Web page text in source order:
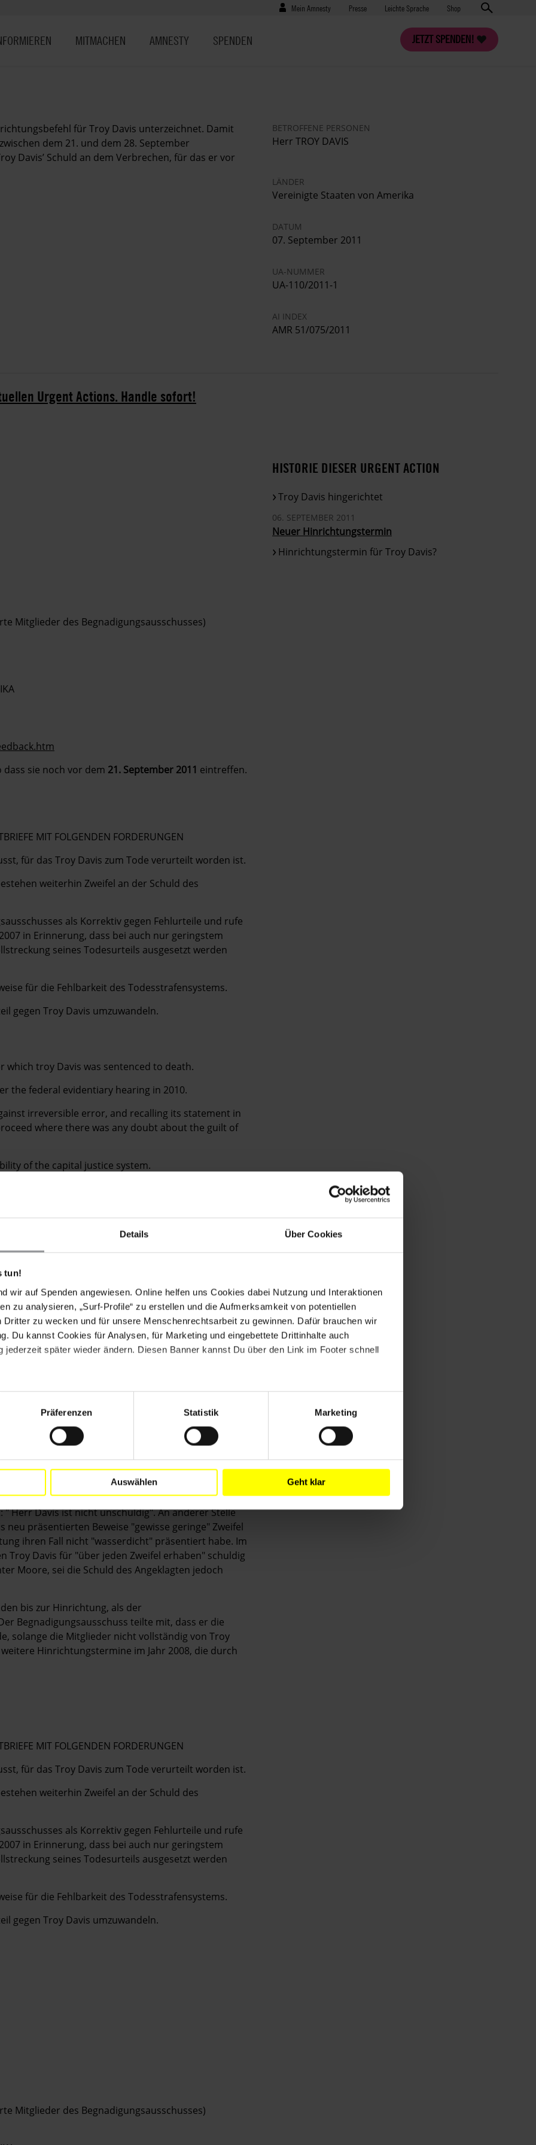
Details Über Cookies
tun!
wir auf Spenden angewiesen. Online helfen uns Cookies dabei Nutzung und Interaktionen
zu analysieren, „Surf-Profile“ zu erstellen und die Aufmerksamkeit von potentiellen
Dritter zu wecken und für unsere Menschenrechtsarbeit zu gewinnen. Dafür brauchen wir
Du kannst Cookies für Analysen, für Marketing und eingebettete Drittinhalte auch
jederzeit später wieder ändern. Diesen Banner kannst Du über den Link im Footer schnell
Präferenzen Statistik Marketing
Auswählen Geht klar
Benutzermenü
Mein Amnesty Presse
Presse Leichte Sprache Shop
JETZT SPENDEN!
MITMACHEN AMNESTY SPENDEN
für Troy Davis unterzeichnet. Damit
dem 21. und dem 28. September
Davis’ Schuld an dem Verbrechen, für das er vor
BETROFFENE PERSONEN
Herr TROY DAVIS
LÄNDER
Vereinigte Staaten von Amerika
DATUM
07. September 2011
UA-NUMMER
UA-110/2011-1
AI INDEX
AMR 51/075/2011
Urgent Actions. Handle sofort!
Mitglieder des Begnadigungsausschusses)
sie noch vor dem 21. September 2011 eintreffen.
MIT FOLGENDEN FORDERUNGEN
für das Troy Davis zum Tode verurteilt worden ist.
weiterhin Zweifel an der Schuld des
als Korrektiv gegen Fehlurteile und rufe
in Erinnerung, dass bei auch nur geringstem
seines Todesurteils ausgesetzt werden
für die Fehlbarkeit des Todesstrafensystems.
gegen Troy Davis umzuwandeln.
troy Davis was sentenced to death.
the federal evidentiary hearing in 2010.
irreversible error, and recalling its statement in
where there was any doubt about the guilt of
of the capital justice system.
the death sentence of Troy Davis.
Troy Davis am 6. September. Die
of Corrections) wird Datum und Uhrzeit der
Datum auf den ersten im Hinrichtungsbefehl
September.
zuvor in Savannah im Bundesstaat Georgia den
Beweise für seine Täterschaft wurden
nicht aufgetaucht. Die Staatsanwaltschaft
die Aussagen von ZeugInnen. Seit Ende des
ihre damaligen Aussagen zurückgezogen oder
der Polizei unter Druck gesetzt worden zu sein.
(US Supreme Court) eine Beweisanhörung an, um
Bei der daraufhin für Juni 2010 einberufenen
Frage nach, ob der Staat die Schuld des
Vielmehr prüfte Richter Moore die Frage, ob Troy
kann, dass ihn "kein mit Bedacht agierender
1991 neu aufgetauchten Beweismittel für schuldig
Herr Davis ist nicht unschuldig". An anderer Stelle
präsentierten Beweise "gewisse geringe" Zweifel
ihren Fall nicht "wasserdicht" präsentiert habe. Im
Troy Davis für "über jeden Zweifel erhaben" schuldig
Moore, sei die Schuld des Angeklagten jedoch
bis zur Hinrichtung, als der
Begnadigungsausschuss teilte mit, dass er die
solange die Mitglieder nicht vollständig von Troy
Hinrichtungstermine im Jahr 2008, die durch
MIT FOLGENDEN FORDERUNGEN
für das Troy Davis zum Tode verurteilt worden ist.
weiterhin Zweifel an der Schuld des
als Korrektiv gegen Fehlurteile und rufe
in Erinnerung, dass bei auch nur geringstem
seines Todesurteils ausgesetzt werden
für die Fehlbarkeit des Todesstrafensystems.
gegen Troy Davis umzuwandeln.
Mitglieder des Begnadigungsausschusses)
HISTORIE DIESER URGENT ACTION
Troy Davis hingerichtet
06. SEPTEMBER 2011
Neuer Hinrichtungstermin
Hinrichtungstermin für Troy Davis?